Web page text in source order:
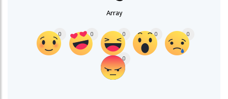
Array
0 0 0 0 0
0